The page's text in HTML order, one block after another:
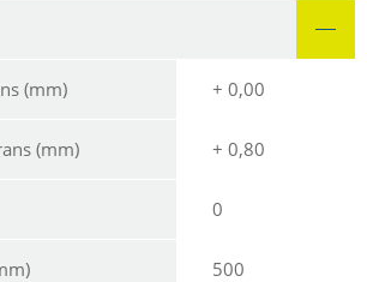
(mm) + 0,00
(mm) + 0,80
0
500